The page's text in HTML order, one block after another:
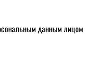
данным лицом